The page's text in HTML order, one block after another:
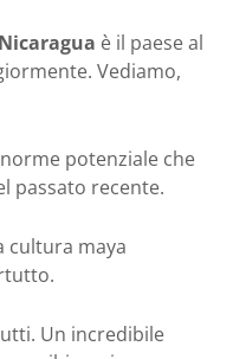
Nicaragua è il paese al
Vediamo,
potenziale che
passato recente.
cultura maya
Un incredibile